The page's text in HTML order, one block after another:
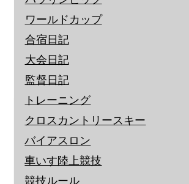
ワールドカップ
合宿日記
大会日記
監督日記
トレーニング
クロスカントリースキー
バイアスロン
車いす陸上競技
競技ルール